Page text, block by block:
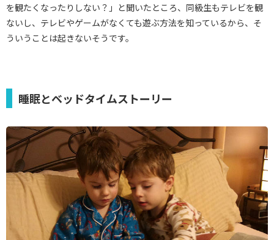
を観たくなったりしない？」と聞いたところ、同級生もテレビを観
ないし、テレビやゲームがなくても遊ぶ方法を知っているから、そ
ういうことは起きないそうです。
睡眠とベッドタイムストーリー